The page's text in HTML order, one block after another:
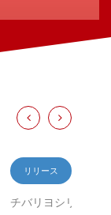
リリース
チバリヨシリーズ